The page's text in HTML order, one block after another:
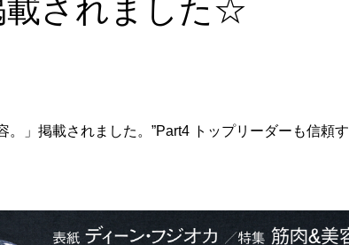
載されました☆
」掲載されました。”Part4 トップリーダーも信頼す